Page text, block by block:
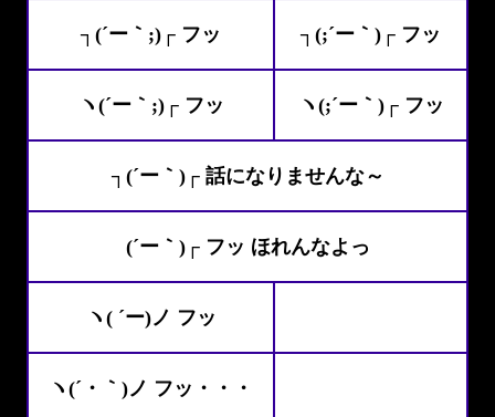
┐(´ー｀;)┌ フッ ┐(;´ー｀)┌ フッ
ヽ(´ー｀;)┌ フッ ヽ(;´ー｀)┌ フッ
┐(´ー｀)┌ 話になりませんな～
(´ー｀)┌ フッ ほれんなよっ
ヽ( ´ー)ノ フッ
ヽ(´・｀)ノ フッ・・・